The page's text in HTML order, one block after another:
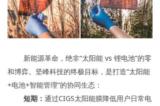
新能源革命，绝非“太阳能 vs 锂电池”的零
和博弈。坚峰科技的终极目标，是打造“太阳能
+电池+智能管理”的协同生态：
短期： 通过CIGS太阳能膜降低用户日常电